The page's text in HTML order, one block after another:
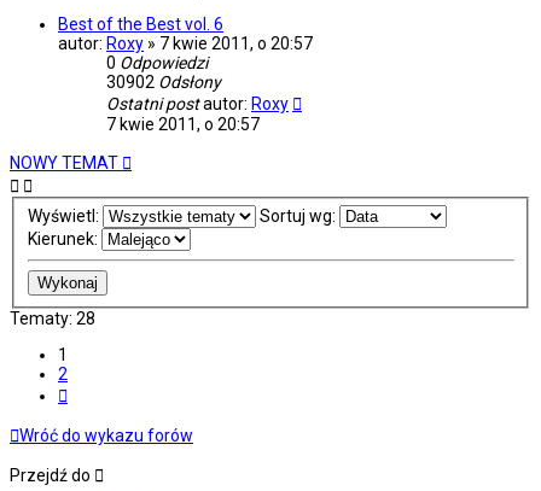
Best of the Best vol. 6
autor: Roxy » 7 kwie 2011, o 20:57
0 Odpowiedzi
30902 Odsłony
Ostatni postautor: Roxy
7 kwie 2011, o 20:57
NOWY TEMAT
Wyświetl:
Sortuj wg:
Kierunek:
Tematy: 28
1
2
Wróć do wykazu forów
Przejdź do